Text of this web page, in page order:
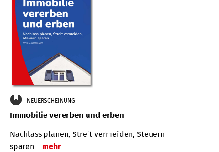
NEUERSCHEINUNG
Immobilie vererben und erben
Nachlass planen, Streit vermeiden, Steuern
sparen
mehr